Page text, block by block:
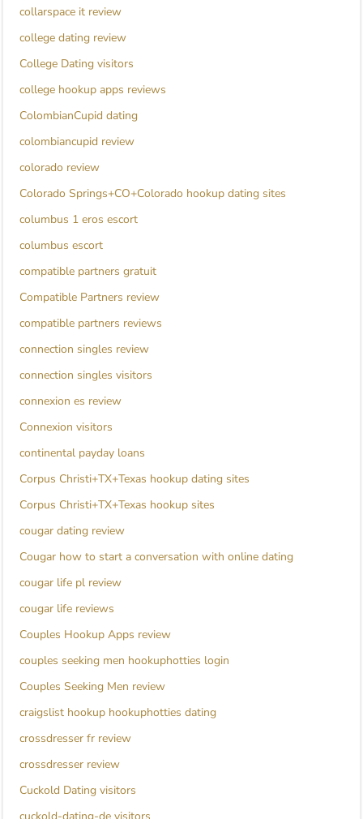
collarspace it review
college dating review
College Dating visitors
college hookup apps reviews
ColombianCupid dating
colombiancupid review
colorado review
Colorado Springs+CO+Colorado hookup dating sites
columbus 1 eros escort
columbus escort
compatible partners gratuit
Compatible Partners review
compatible partners reviews
connection singles review
connection singles visitors
connexion es review
Connexion visitors
continental payday loans
Corpus Christi+TX+Texas hookup dating sites
Corpus Christi+TX+Texas hookup sites
cougar dating review
Cougar how to start a conversation with online dating
cougar life pl review
cougar life reviews
Couples Hookup Apps review
couples seeking men hookuphotties login
Couples Seeking Men review
craigslist hookup hookuphotties dating
crossdresser fr review
crossdresser review
Cuckold Dating visitors